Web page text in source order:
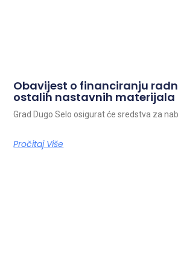
Obavijest o financiranju
ostalih nastavnih materijala
Grad Dugo Selo osigurat će sredstva za
Pročitaj Više